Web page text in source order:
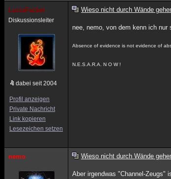
LuciaFackel
Diskussionsleiter
dabei seit 2004
Profil anzeigen
Private Nachricht
Link kopieren
Lesezeichen setzen
Wieso nicht durch Wände
nee, nemo, von dem kenn ich
Absence of evidence is not evidence of
N.E.S.A.R.A. N O W !
nemo Wieso nicht durch Wände
Aber irgendwas "Channel-Zeugs"